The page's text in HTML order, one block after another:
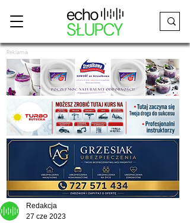
Reklama
Redakcja
27 cze 2023